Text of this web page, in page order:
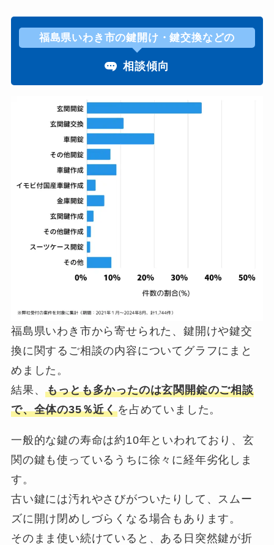
福島県いわき市の鍵開け・鍵交換などの
相談傾向
福島県いわき市から寄せられた、鍵開けや鍵交
換に関するご相談の内容についてグラフにまと
めました。
結果、もっとも多かったのは玄関開錠のご相談
で、全体の35％近くを占めていました。
一般的な鍵の寿命は約10年といわれており、玄
関の鍵も使っているうちに徐々に経年劣化しま
す。
古い鍵には汚れやさびがついたりして、スムー
ズに開け閉めしづらくなる場合もあります。
そのまま使い続けていると、ある日突然鍵が折